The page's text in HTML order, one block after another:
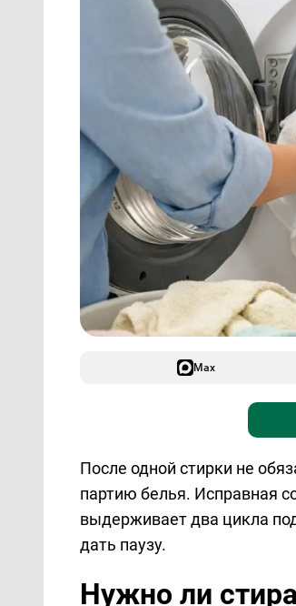
Max
После одной стирки не
партию белья. Исправная
выдерживает два цикла
дать паузу.
Нужно ли